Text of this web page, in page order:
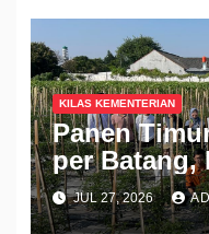
KILAS KEMENTERIAN
Panen
per Batang,
Kolaborasi
Kementan
JUL 27, 2026